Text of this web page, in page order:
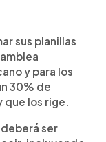
sus planillas
y para los
30% de
los rige.
ser